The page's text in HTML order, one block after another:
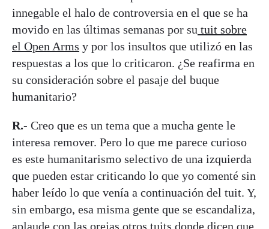
innegable el halo de controversia en el que se ha
movido en las últimas semanas por su tuit sobre
el Open Arms y por los insultos que utilizó en las
respuestas a los que lo criticaron. ¿Se reafirma en
su consideración sobre el pasaje del buque
humanitario?
R.- Creo que es un tema que a mucha gente le
interesa remover. Pero lo que me parece curioso
es este humanitarismo selectivo de una izquierda
que pueden estar criticando lo que yo comenté sin
haber leído lo que venía a continuación del tuit. Y,
sin embargo, esa misma gente que se escandaliza,
aplaude con las orejas otros tuits donde dicen que